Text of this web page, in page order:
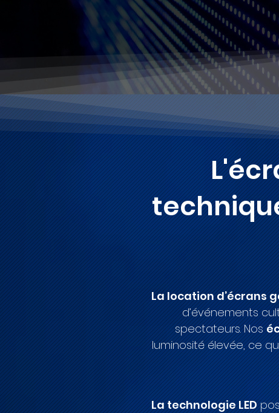
La location d’écrans
d’événements
spectateurs. Nos
luminosité élevée, ce
La technologie LED